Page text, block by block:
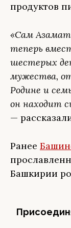
продуктов
«Сам Азамат
теперь
шестерых
мужества,
Родине и
он находит
—
Ранее
Башкирии